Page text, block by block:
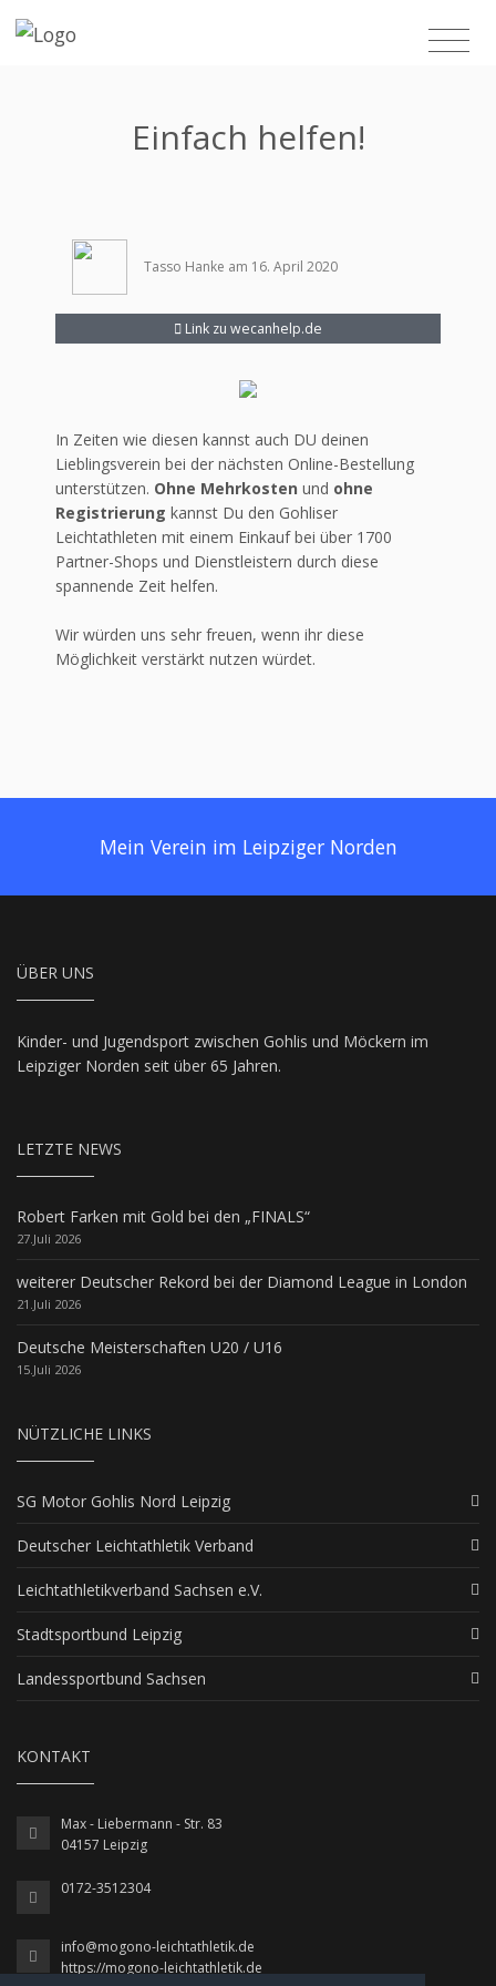
Einfach helfen!
Tasso Hanke am 16. April 2020
Link zu wecanhelp.de
In Zeiten wie diesen kannst auch DU deinen
Lieblingsverein bei der nächsten Online-Bestellung
unterstützen. Ohne Mehrkosten und ohne
Registrierung kannst Du den Gohliser
Leichtathleten mit einem Einkauf bei über 1700
Partner-Shops und Dienstleistern durch diese
spannende Zeit helfen.
Wir würden uns sehr freuen, wenn ihr diese
Möglichkeit verstärkt nutzen würdet.
Mein Verein im Leipziger Norden
ÜBER UNS
Kinder- und Jugendsport zwischen Gohlis und Möckern im
Leipziger Norden seit über 65 Jahren.
LETZTE NEWS
Robert Farken mit Gold bei den „FINALS“
27.Juli 2026
weiterer Deutscher Rekord bei der Diamond League in London
21.Juli 2026
Deutsche Meisterschaften U20 / U16
15.Juli 2026
NÜTZLICHE LINKS
SG Motor Gohlis Nord Leipzig
Deutscher Leichtathletik Verband
Leichtathletikverband Sachsen e.V.
Stadtsportbund Leipzig
Landessportbund Sachsen
KONTAKT
Max - Liebermann - Str. 83
04157 Leipzig
0172-3512304
info@mogono-leichtathletik.de
https://mogono-leichtathletik.de